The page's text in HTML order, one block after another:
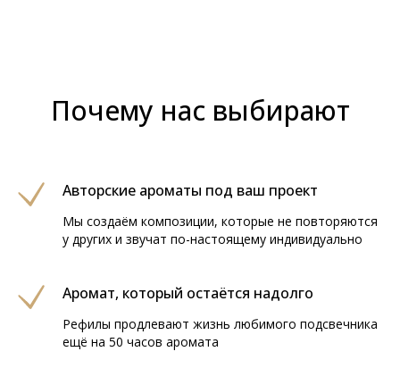
Почему нас выбирают
Авторские ароматы под ваш проект
Мы создаём композиции, которые не повторяются
у других и звучат по-настоящему индивидуально
Аромат, который остаётся надолго
Рефилы продлевают жизнь любимого подсвечника
ещё на 50 часов аромата